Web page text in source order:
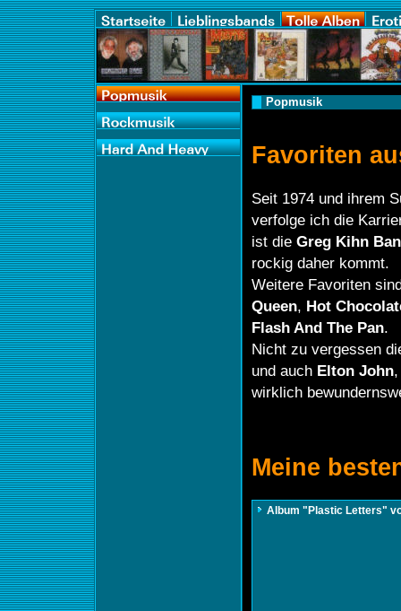
Popmusik
Favoriten
Seit 1974 und ihrem
verfolge ich die
ist die Greg Kihn
rockig daher kommt.
Weitere Favoriten
Queen, Hot
Flash And The Pan.
Nicht zu vergessen
und auch Elton John
wirklich
Meine
Album "Plastic Letters"